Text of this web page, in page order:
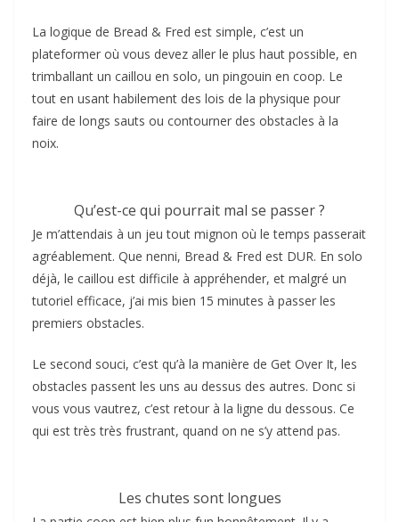
La logique de Bread & Fred est simple, c’est un
plateformer où vous devez aller le plus haut possible, en
trimballant un caillou en solo, un pingouin en coop. Le
tout en usant habilement des lois de la physique pour
faire de longs sauts ou contourner des obstacles à la
noix.
Qu’est-ce qui pourrait mal se passer ?
Je m’attendais à un jeu tout mignon où le temps passerait
agréablement. Que nenni, Bread & Fred est DUR. En solo
déjà, le caillou est difficile à appréhender, et malgré un
tutoriel efficace, j’ai mis bien 15 minutes à passer les
premiers obstacles.
Le second souci, c’est qu’à la manière de Get Over It, les
obstacles passent les uns au dessus des autres. Donc si
vous vous vautrez, c’est retour à la ligne du dessous. Ce
qui est très très frustrant, quand on ne s’y attend pas.
Les chutes sont longues